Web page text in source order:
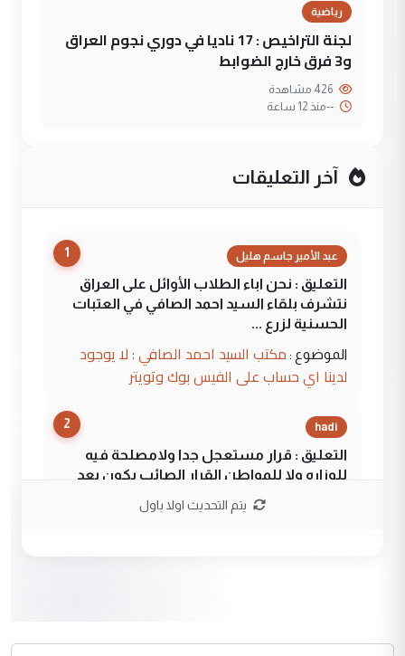
رياضية
لجنة التراخيص : 17 ناديا في دوري نجوم العراق
و3 فرق خارج الضوابط
--منذ 12 ساعة
آخر التعليقات
1 عبد الأمير جاسم هليل
التعليق : نحن اباء الطلاب الأوائل على العراق
نتشرف بلقاء السيد احمد الصافي في العتبات
الحسنية لزرع ...
الموضوع : مكتب السيد احمد الصافي : لا يوجود
لدينا اي حساب على الفيس بوك وتويتر
2 hadi
التعليق : قرار مستعجل جدا ولامصلحة فيه
للوزاره ولا للمواطن القرار الصائب يكون بعد
جنسية الرافد الثالث للعراق ومن اصول عريقة
يتم التحديث اولا باول